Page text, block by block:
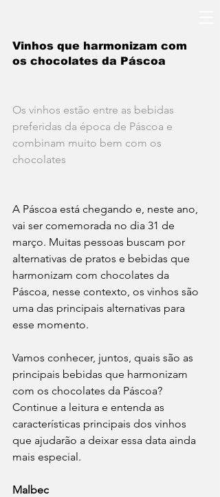
Vinhos que harmonizam com
os chocolates da Páscoa
Os vinhos estão entre as bebidas
preferidas da época de Páscoa e
combinam muito bem com os
chocolates
A Páscoa está chegando e, neste ano,
vai ser comemorada no dia 31 de
março. Muitas pessoas buscam por
alternativas de pratos e bebidas que
harmonizam com chocolates da
Páscoa, nesse contexto, os vinhos são
uma das principais alternativas para
esse momento.
Vamos conhecer, juntos, quais são as
principais bebidas que harmonizam
com os chocolates da Páscoa?
Continue a leitura e entenda as
características principais dos vinhos
que ajudarão a deixar essa data ainda
mais especial.
Malbec